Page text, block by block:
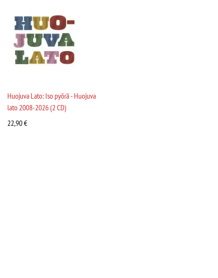
Huojuva Lato: Iso pyörä - Huojuva
lato 2008-2026 (2 CD)
22,90€